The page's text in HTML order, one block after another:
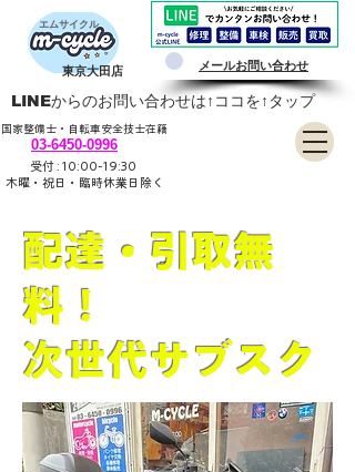
03-6450-0996
​エムサイクル
東京大田店
​ 受付 : 10:00-19:30
木曜・祝日・臨時休業日 除く
国家整備士・自転車安全技士在籍
​メールお問い合わせ
LINEからのお問い合わせは↑ココを↑タップ
配達・引取無
料！
​次世代サブスク
配達・引取無
料！
​次世代サブスク